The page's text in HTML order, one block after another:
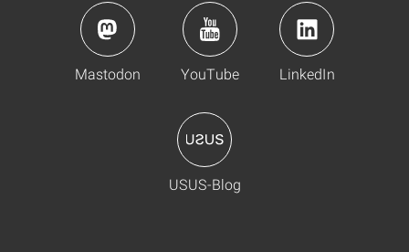
Mastodon YouTube LinkedIn
USUS-Blog